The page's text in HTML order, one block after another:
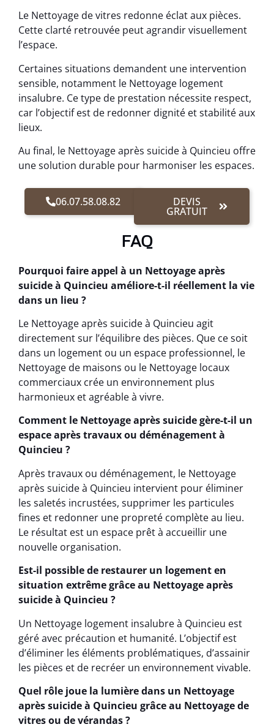
Le Nettoyage de vitres redonne éclat aux pièces.
Cette clarté retrouvée peut agrandir visuellement
l’espace.
Certaines situations demandent une intervention
sensible, notamment le Nettoyage logement
insalubre. Ce type de prestation nécessite respect,
car l’objectif est de redonner dignité et stabilité aux
lieux.
Au final, le Nettoyage après suicide à Quincieu offre
une solution durable pour harmoniser les espaces.
06.07.58.08.82 DEVIS
GRATUIT
FAQ
Pourquoi faire appel à un Nettoyage après
suicide à Quincieu améliore-t-il réellement la vie
dans un lieu ?
Le Nettoyage après suicide à Quincieu agit
directement sur l’équilibre des pièces. Que ce soit
dans un logement ou un espace professionnel, le
Nettoyage de maisons ou le Nettoyage locaux
commerciaux crée un environnement plus
harmonieux et agréable à vivre.
Comment le Nettoyage après suicide gère-t-il un
espace après travaux ou déménagement à
Quincieu ?
Après travaux ou déménagement, le Nettoyage
après suicide à Quincieu intervient pour éliminer
les saletés incrustées, supprimer les particules
fines et redonner une propreté complète au lieu.
Le résultat est un espace prêt à accueillir une
nouvelle organisation.
Est-il possible de restaurer un logement en
situation extrême grâce au Nettoyage après
suicide à Quincieu ?
Un Nettoyage logement insalubre à Quincieu est
géré avec précaution et humanité. L’objectif est
d’éliminer les éléments problématiques, d’assainir
les pièces et de recréer un environnement vivable.
Quel rôle joue la lumière dans un Nettoyage
après suicide à Quincieu grâce au Nettoyage de
vitres ou de vérandas ?